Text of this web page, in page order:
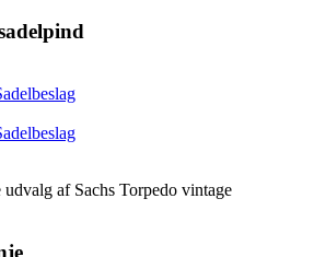
udvalg af Sachs Torpedo vintage